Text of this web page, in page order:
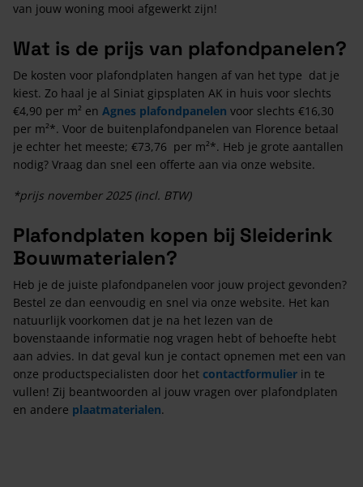
van jouw woning mooi afgewerkt zijn!
Wat is de prijs van plafondpanelen?
De kosten voor plafondplaten hangen af van het type dat je
kiest. Zo haal je al Siniat gipsplaten AK in huis voor slechts
€4,90 per m² en Agnes plafondpanelen voor slechts €16,30
per m²*. Voor de buitenplafondpanelen van Florence betaal
je echter het meeste; €73,76 per m²*. Heb je grote aantallen
nodig? Vraag dan snel een offerte aan via onze website.
*prijs november 2025 (incl. BTW)
Plafondplaten kopen bij Sleiderink
Bouwmaterialen?
Heb je de juiste plafondpanelen voor jouw project gevonden?
Bestel ze dan eenvoudig en snel via onze website. Het kan
natuurlijk voorkomen dat je na het lezen van de
bovenstaande informatie nog vragen hebt of behoefte hebt
aan advies. In dat geval kun je contact opnemen met een van
onze productspecialisten door het contactformulier in te
vullen! Zij beantwoorden al jouw vragen over plafondplaten
en andere plaatmaterialen.